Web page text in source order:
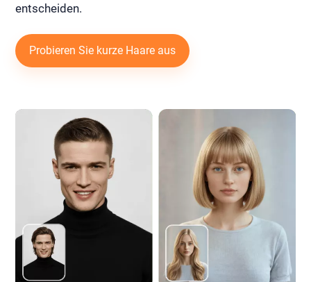
entscheiden.
Probieren Sie kurze Haare aus